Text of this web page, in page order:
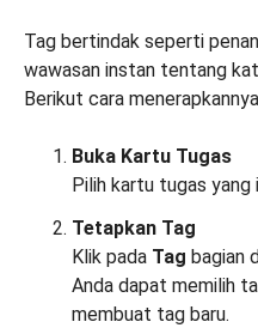
Tag bertindak seperti
wawasan instan tentang
Berikut cara
Buka Kartu Tugas
Pilih kartu tugas yang
Tetapkan Tag
Klik pada Tag bagian
Anda dapat memilih
membuat tag baru.